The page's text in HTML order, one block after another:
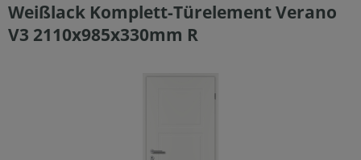
Weißlack Komplett-Türelement Verano
V3 2110x985x330mm R